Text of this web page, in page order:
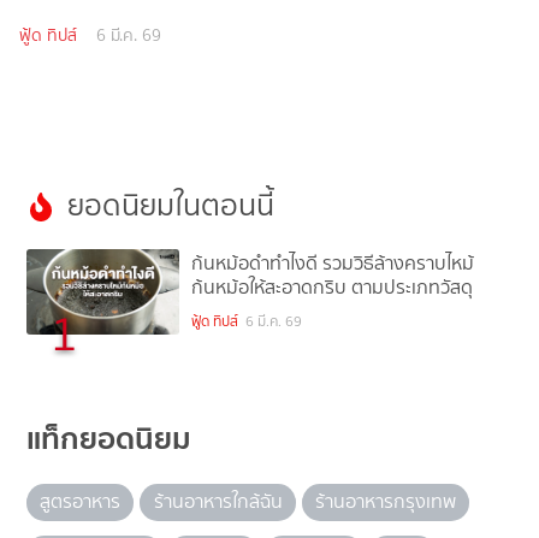
ฟู้ด ทิปส์ 6 มี.ค. 69
ยอดนิยมในตอนนี้
1
ก้นหม้อดำทำไงดี รวมวิธีล้างคราบไหม้
ก้นหม้อให้สะอาดกริบ ตามประเภทวัสดุ
ฟู้ด ทิปส์ 6 มี.ค. 69
แท็กยอดนิยม
สูตรอาหาร ร้านอาหารใกล้ฉัน
ร้านอาหารกรุงเทพ